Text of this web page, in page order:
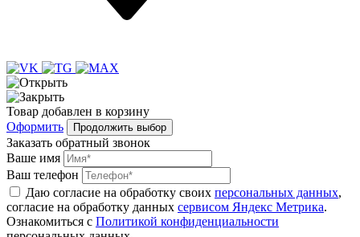
Товар добавлен в корзину
Оформить
Продолжить выбор
Заказать обратный звонок
Ваше имя
Ваш телефон
Даю согласие на обработку своих персональных данных,
согласие на обработку данных сервисом Яндекс Метрика.
Ознакомиться с Политикой конфиденциальности